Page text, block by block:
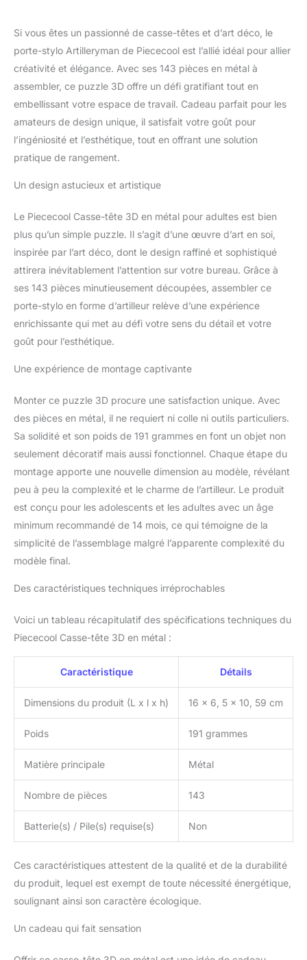
Si vous êtes un passionné de casse-têtes et d’art déco, le
porte-stylo Artilleryman de Piececool est l’allié idéal pour allier
créativité et élégance. Avec ses 143 pièces en métal à
assembler, ce puzzle 3D offre un défi gratifiant tout en
embellissant votre espace de travail. Cadeau parfait pour les
amateurs de design unique, il satisfait votre goût pour
l’ingéniosité et l’esthétique, tout en offrant une solution
pratique de rangement.
Un design astucieux et artistique
Le Piececool Casse-tête 3D en métal pour adultes est bien
plus qu’un simple puzzle. Il s’agit d’une œuvre d’art en soi,
inspirée par l’art déco, dont le design raffiné et sophistiqué
attirera inévitablement l’attention sur votre bureau. Grâce à
ses 143 pièces minutieusement découpées, assembler ce
porte-stylo en forme d’artilleur relève d’une expérience
enrichissante qui met au défi votre sens du détail et votre
goût pour l’esthétique.
Une expérience de montage captivante
Monter ce puzzle 3D procure une satisfaction unique. Avec
des pièces en métal, il ne requiert ni colle ni outils particuliers.
Sa solidité et son poids de 191 grammes en font un objet non
seulement décoratif mais aussi fonctionnel. Chaque étape du
montage apporte une nouvelle dimension au modèle, révélant
peu à peu la complexité et le charme de l’artilleur. Le produit
est conçu pour les adolescents et les adultes avec un âge
minimum recommandé de 14 mois, ce qui témoigne de la
simplicité de l’assemblage malgré l’apparente complexité du
modèle final.
Des caractéristiques techniques irréprochables
Voici un tableau récapitulatif des spécifications techniques du
Piececool Casse-tête 3D en métal :
Caractéristique Détails
Dimensions du produit (L x l x h) 16 x 6, 5 x 10, 59 cm
Poids 191 grammes
Matière principale Métal
Nombre de pièces 143
Batterie(s) / Pile(s) requise(s) Non
Ces caractéristiques attestent de la qualité et de la durabilité
du produit, lequel est exempt de toute nécessité énergétique,
soulignant ainsi son caractère écologique.
Un cadeau qui fait sensation